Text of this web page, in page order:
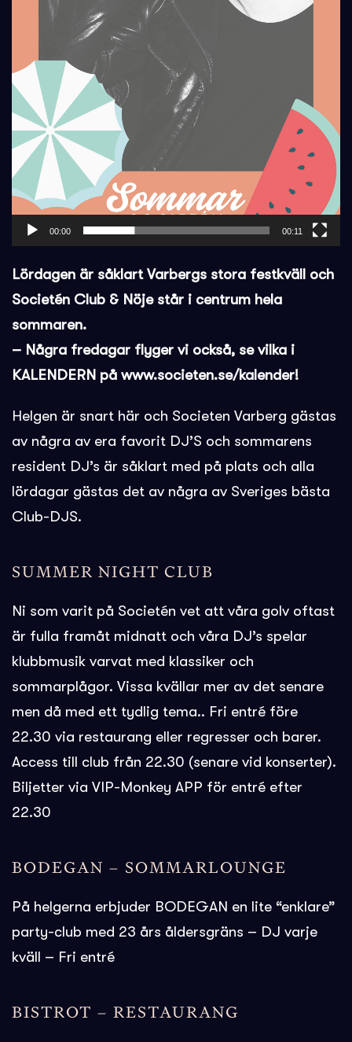
00:00 00:11
Lördagen är såklart Varbergs stora festkväll och
Societén Club & Nöje står i centrum hela
sommaren.
– Några fredagar flyger vi också, se vilka i
KALENDERN på www.societen.se/kalender!
Helgen är snart här och Societen Varberg gästas
av några av era favorit DJ’S och sommarens
resident DJ’s är såklart med på plats och alla
lördagar gästas det av några av Sveriges bästa
Club-DJS.
SUMMER NIGHT CLUB
Ni som varit på Societén vet att våra golv oftast
är fulla framåt midnatt och våra DJ’s spelar
klubbmusik varvat med klassiker och
sommarplågor. Vissa kvällar mer av det senare
men då med ett tydlig tema.. Fri entré före
22.30 via restaurang eller regresser och barer.
Access till club från 22.30 (senare vid konserter).
Biljetter via VIP-Monkey APP för entré efter
22.30
BODEGAN – SOMMARLOUNGE
På helgerna erbjuder BODEGAN en lite “enklare”
party-club med 23 års åldersgräns – DJ varje
kväll – Fri entré
BISTROT – RESTAURANG